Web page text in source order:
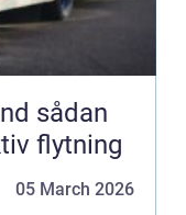
flytning
05 March 2026